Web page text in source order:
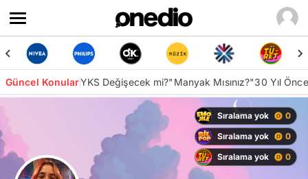
Güncel KonularYKS Değişecek mi?"Manyak Mısınız?"30 Yıl
Sıralama yok
0
Sıralama yok
0
Sıralama yok
0